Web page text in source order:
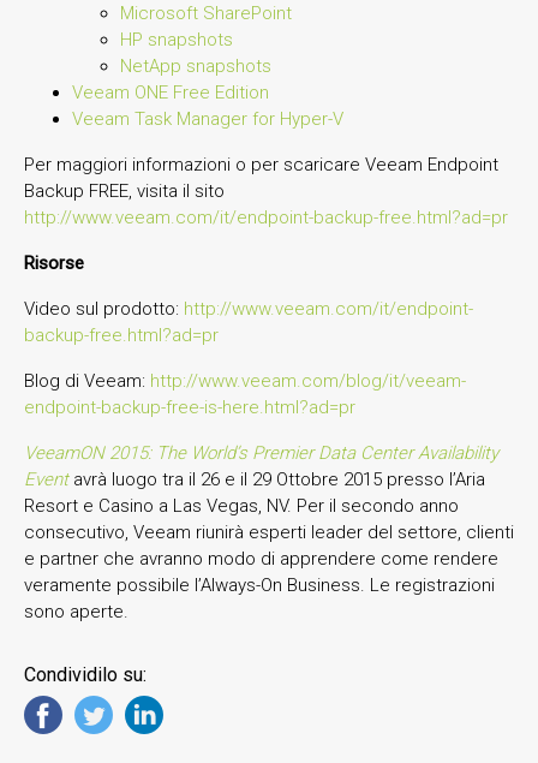
Microsoft SharePoint
HP snapshots
NetApp snapshots
Veeam ONE Free Edition
Veeam Task Manager for Hyper-V
Per maggiori informazioni o per scaricare Veeam Endpoint
Backup FREE, visita il sito
http://www.veeam.com/it/endpoint-backup-free.html?ad=pr
Risorse
Video sul prodotto: http://www.veeam.com/it/endpoint-
backup-free.html?ad=pr
Blog di Veeam: http://www.veeam.com/blog/it/veeam-
endpoint-backup-free-is-here.html?ad=pr
VeeamON 2015: The World’s Premier Data Center Availability
Event avrà luogo tra il 26 e il 29 Ottobre 2015 presso l’Aria
Resort e Casino a Las Vegas, NV. Per il secondo anno
consecutivo, Veeam riunirà esperti leader del settore, clienti
e partner che avranno modo di apprendere come rendere
veramente possibile l’Always-On Business. Le registrazioni
sono aperte.
Condividilo su: